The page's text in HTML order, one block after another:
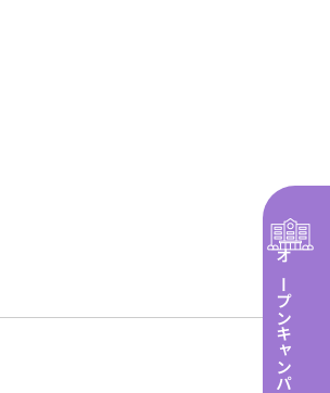
オープンキャンパス